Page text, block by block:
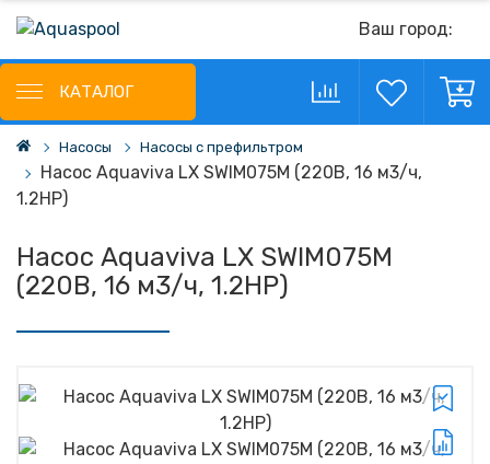
Ваш город:
КАТАЛОГ
Насосы Насосы с префильтром
Насос Aquaviva LX SWIM075M (220В, 16 м3/ч,
1.2НР)
Насос Aquaviva LX SWIM075M
(220В, 16 м3/ч, 1.2НР)